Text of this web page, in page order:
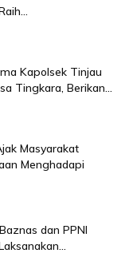
Kapolsek Tinjau
Tingkara, Berikan...
Masyarakat
Menghadapi
dan PPNI